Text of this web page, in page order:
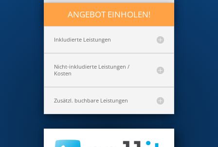
ANGEBOT EINHOLEN!
Inkludierte Leistungen
Nicht-inkludierte Leistungen /
Kosten
Zusätzl. buchbare Leistungen